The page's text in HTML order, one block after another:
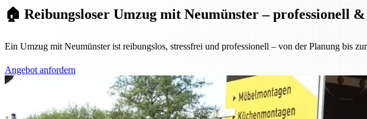
🏠 Reibungsloser Umzug mit Neumünster – professionell
Ein Umzug mit Neumünster ist reibungslos, stressfrei und professionell – von der Planung bis
Angebot anfordern